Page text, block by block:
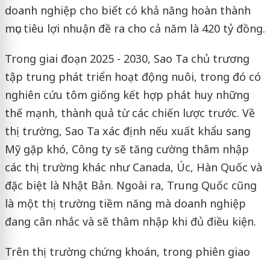
doanh nghiệp cho biết có khả năng hoàn thành
mục tiêu lợi nhuận đề ra cho cả năm là 420 tỷ đồng.
Trong giai đoạn 2025 - 2030, Sao Ta chủ trương
tập trung phát triển hoạt động nuôi, trong đó có
nghiên cứu tôm giống kết hợp phát huy những
thế mạnh, thành quả từ các chiến lược trước. Về
thị trường, Sao Ta xác định nếu xuất khẩu sang
Mỹ gặp khó, Công ty sẽ tăng cường thâm nhập
các thị trường khác như Canada, Úc, Hàn Quốc và
đặc biệt là Nhật Bản. Ngoài ra, Trung Quốc cũng
là một thị trường tiềm năng mà doanh nghiệp
đang cân nhắc và sẽ thâm nhập khi đủ điều kiện.
Trên thị trường chứng khoán, trong phiên giao